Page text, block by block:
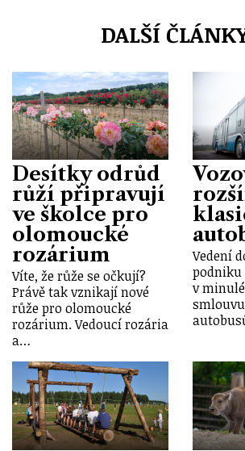
DALŠÍ
Desítky odrůd
růží připravují
ve školce pro
olomoucké
rozárium
Víte, že růže se očkují?
Právě tak vznikají nové
růže pro olomoucké
rozárium. Vedoucí rozária
a…
Vedení
podniku
v